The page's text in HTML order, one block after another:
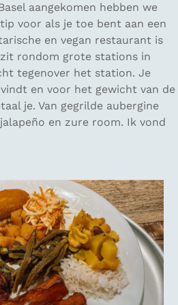
aangekomen hebben we
voor als je toe bent aan een
en vegan restaurant is
rondom grote stations in
tegenover het station. Je
en voor het gewicht van de
je. Van gegrilde aubergine
en zure room. Ik vond